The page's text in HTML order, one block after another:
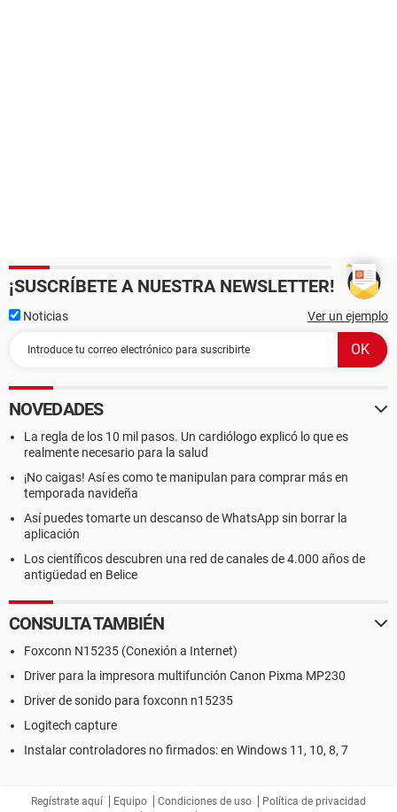
¡SUSCRÍBETE A NUESTRA NEWSLETTER!
Noticias Ver un ejemplo
NOVEDADES
La regla de los 10 mil pasos. Un cardiólogo explicó lo que es
realmente necesario para la salud
¡No caigas! Así es como te manipulan para comprar más en
temporada navideña
Así puedes tomarte un descanso de WhatsApp sin borrar la
aplicación
Los científicos descubren una red de canales de 4.000 años de
antigüedad en Belice
CONSULTA TAMBIÉN
Foxconn N15235 (Conexión a Internet)
Driver para la impresora multifunción Canon Pixma MP230
Driver de sonido para foxconn n15235
Logitech capture
Instalar controladores no firmados: en Windows 11, 10, 8, 7
Regístrate aquí Equipo Condiciones de uso
Política de privacidad